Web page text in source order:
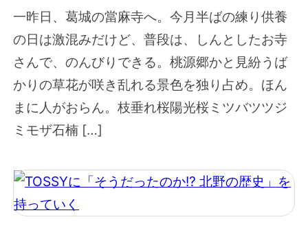
一昨日、葛城の當麻寺へ。今月半ばの練り供養
の日は激混みだけど、普段は、しんとしたお寺
さんで、のんびりできる。桃源郷かと見紛うば
かりの草花が咲き乱れる景色を独り占め。ほん
まに人がおらん。枝垂れ桜陽光桜ミツバツツジ
ミモザ石楠 […]